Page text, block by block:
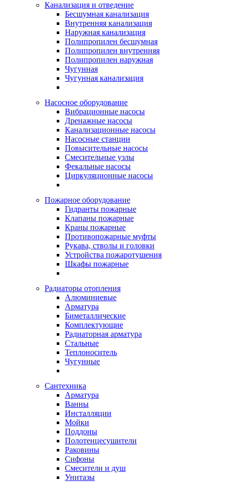
Канализация и отведение
Бесшумная канализация
Внутренняя канализация
Наружная канализация
Полипропилен бесшумная
Полипропилен внутренняя
Полипропилен наружная
Чугунная
Чугунная канализация
Насосное оборудование
Вибрационные насосы
Дренажные насосы
Канализационные насосы
Насосные станции
Повысительные насосы
Смесительные узлы
Фекальные насосы
Циркуляционные насосы
Пожарное оборудование
Гидранты пожарные
Клапаны пожарные
Краны пожарные
Противопожарные муфты
Рукава, стволы и головки
Устройства пожаротушения
Шкафы пожарные
Радиаторы отопления
Алюминиевые
Арматура
Биметаллические
Комплектующие
Радиаторная арматура
Стальные
Теплоноситель
Чугунные
Сантехника
Арматура
Ванны
Инсталляции
Мойки
Поддоны
Полотенцесушители
Раковины
Сифоны
Смесители и душ
Унитазы